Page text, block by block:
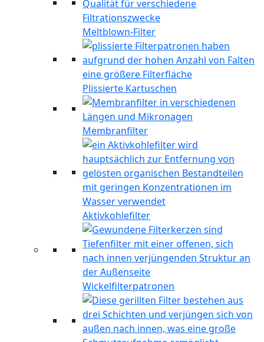
Meltblown-Filter
Plissierte Kartuschen
Membranfilter
Aktivkohlefilter
Wickelfilterpatronen